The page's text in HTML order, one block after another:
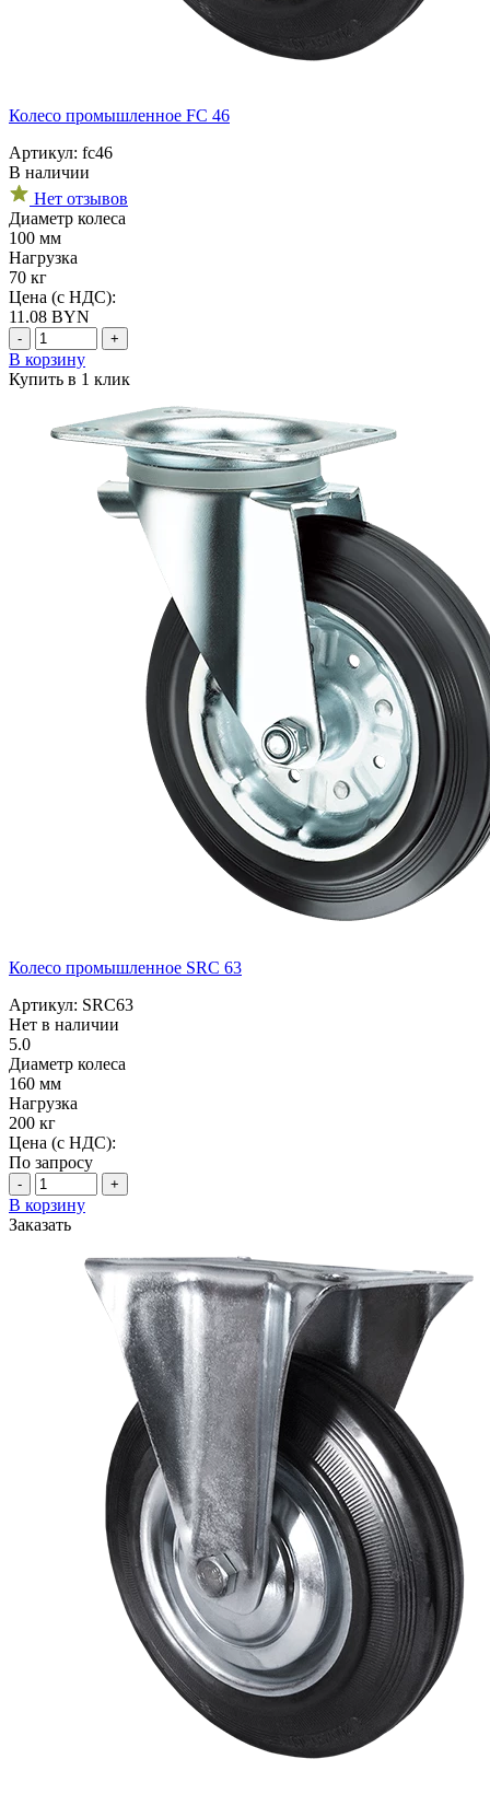
Колесо промышленное FC 46
Артикул: fc46
В наличии
Нет отзывов
Диаметр колеса
100 мм
Нагрузка
70 кг
Цена (с НДС):
11.08 BYN
- +
В корзину
Купить в 1 клик
Колесо промышленное SRC 63
Артикул: SRC63
Нет в наличии
5.0
Диаметр колеса
160 мм
Нагрузка
200 кг
Цена (с НДС):
По запросу
- +
В корзину
Заказать